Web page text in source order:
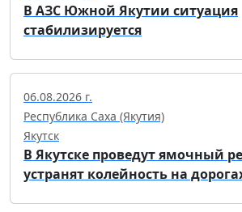
В АЗС Южной Якутии ситуация
стабилизируется
06.08.2026 г.
Республика Саха (Якутия)
Якутск
В Якутске проведут ямочный
устранят колейность на